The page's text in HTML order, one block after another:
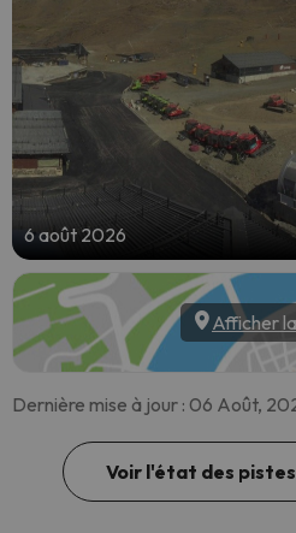
6 août 2026
Afficher
Dernière mise à jour : 06 Août,
Voir l'état des